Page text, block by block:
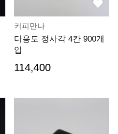
커피만나
다용도 정사각 4칸 900개
입
114,400